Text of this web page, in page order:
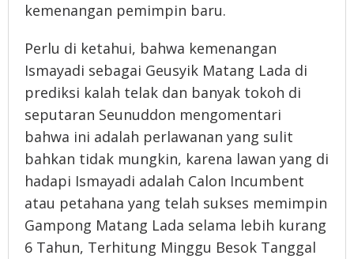
kemenangan pemimpin baru.
Perlu di ketahui, bahwa kemenangan
Ismayadi sebagai Geusyik Matang Lada di
prediksi kalah telak dan banyak tokoh di
seputaran Seunuddon mengomentari
bahwa ini adalah perlawanan yang sulit
bahkan tidak mungkin, karena lawan yang di
hadapi Ismayadi adalah Calon Incumbent
atau petahana yang telah sukses memimpin
Gampong Matang Lada selama lebih kurang
6 Tahun, Terhitung Minggu Besok Tanggal